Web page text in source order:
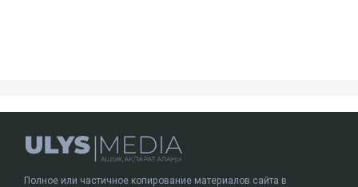
Полное или частичное копирование материалов сайта в